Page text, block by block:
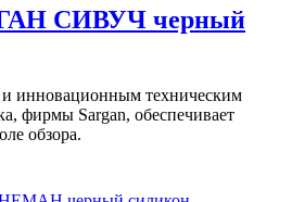
СИВУЧ черный
и инновационным техническим
фирмы Sargan, обеспечивает
обзора.